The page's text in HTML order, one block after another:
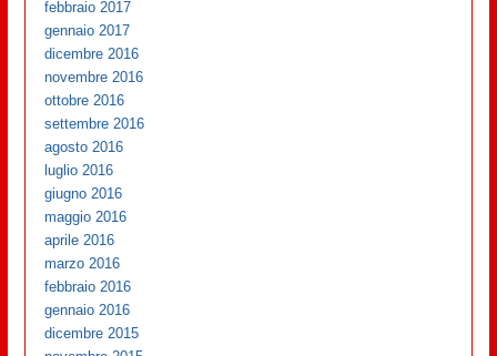
febbraio 2017
gennaio 2017
dicembre 2016
novembre 2016
ottobre 2016
settembre 2016
agosto 2016
luglio 2016
giugno 2016
maggio 2016
aprile 2016
marzo 2016
febbraio 2016
gennaio 2016
dicembre 2015